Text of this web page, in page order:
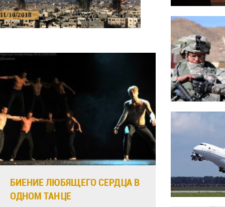
11/10/2018
БИЕНИЕ ЛЮБЯЩЕГО СЕРДЦА В
ОДНОМ ТАНЦЕ